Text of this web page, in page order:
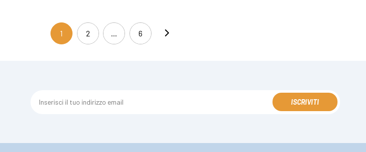
1(current)2 ... 6
ISCRIVITI